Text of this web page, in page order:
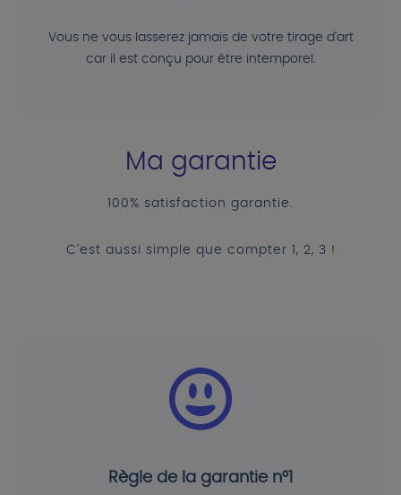
Vous ne vous lasserez jamais de votre tirage d'art
car il est conçu pour être intemporel.
Ma garantie
100% satisfaction garantie.
C'est aussi simple que compter 1, 2, 3 !
Règle de la garantie n°1